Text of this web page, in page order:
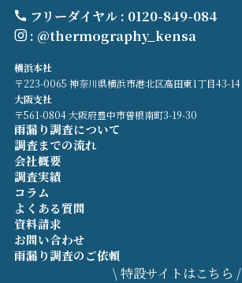
フリーダイヤル : 0120-849-084
: @thermography_kensa
横浜本社
〒223-0065 神奈川県横浜市港北区高田東1丁目43-14
大阪支社
〒561-0804 大阪府豊中市曽根南町3-19-30
雨漏り調査について
調査までの流れ
会社概要
調査実績
コラム
よくある質問
資料請求
お問い合わせ
雨漏り調査のご依頼
\ 特設サイトはこちら /